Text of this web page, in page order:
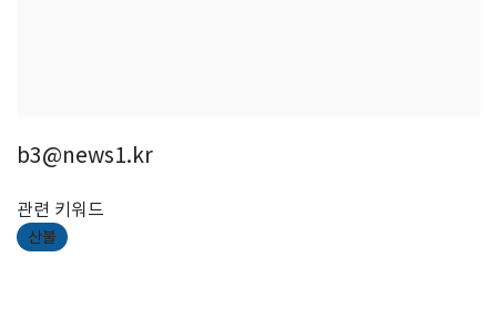
b3@news1.kr
관련 키워드
산불